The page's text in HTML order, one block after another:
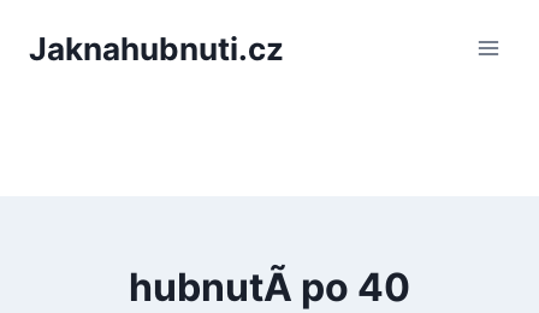
Jaknahubnuti.cz
hubnutÃ­ po 40